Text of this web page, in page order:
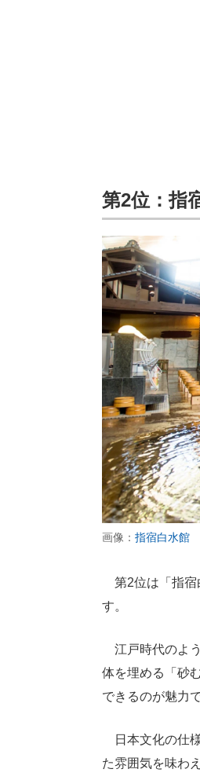
第2位：指
画像： 指宿白水館
第2位は「指宿
す。
江戸時代のよ
体を埋める「砂
できるのが魅力で
日本文化の仕
た雰囲気を味わ